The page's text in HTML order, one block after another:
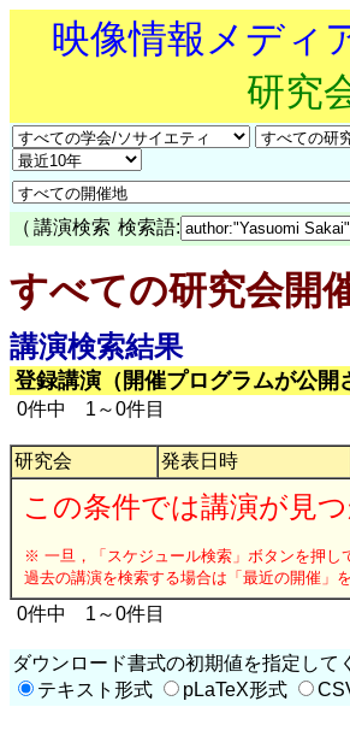
映像情報メディ
研究
（ 講演検索 検索語:
すべての研究会開
講演検索結果
登録講演（開催プログラムが公開
0件中 1～0件目
研究会 発表日時
この条件では講演が見
※ 一旦，「スケジュール検索」ボタンを押し
過去の講演を検索する場合は「最近の開催」
0件中 1～0件目
ダウンロード書式の初期値を指定して
テキスト形式
pLaTeX形式